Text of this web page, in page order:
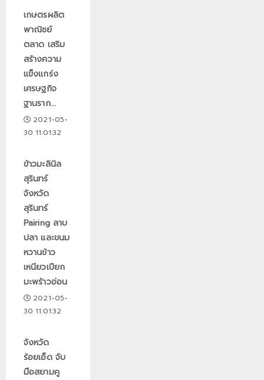
เกษตรผลิต
พาณิชย์
ตลาด เสริม
สร้างความ
แข็งแกร่ง
เศรษฐกิจ
ฐานราก...
2021-05-
30 11:01:32
ข้าวมะลินิล
สุรินทร์
จังหวัด
สุรินทร์
Pairing ลาบ
ปลา และขนม
หวานข้าว
เหนียวเปียก
มะพร้าวอ่อน
2021-05-
30 11:01:32
จังหวัด
ร้อยเอ็ด จับ
มือสยามคู